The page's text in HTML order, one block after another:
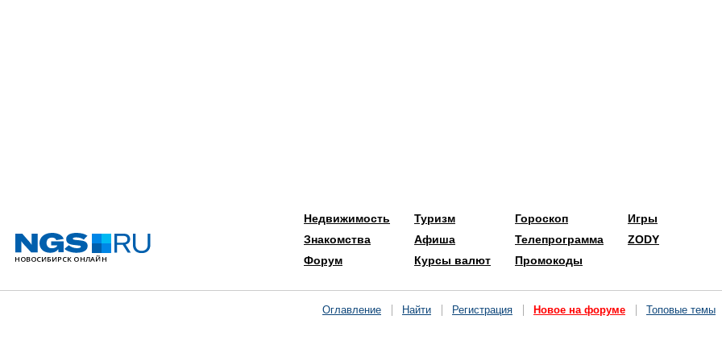
Недвижимость
Знакомства
Форум
Туризм
Афиша
Курсы валют
Гороскоп
Телепрограмма
Промокоды
Игры
ZODY
Оглавление Найти Регистрация Новое на форуме Топовые темы